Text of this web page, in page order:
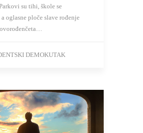
su tihi, škole se
oglasne ploče slave rođenje
DEMOKUTAK